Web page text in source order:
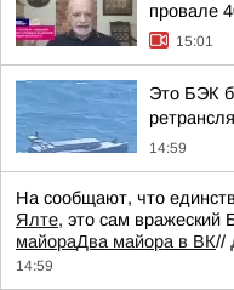
провале
15:01
Это БЭК
14:59
На сообщают, что
Ялте, это сам
майораДва майора в ВК//
14:59